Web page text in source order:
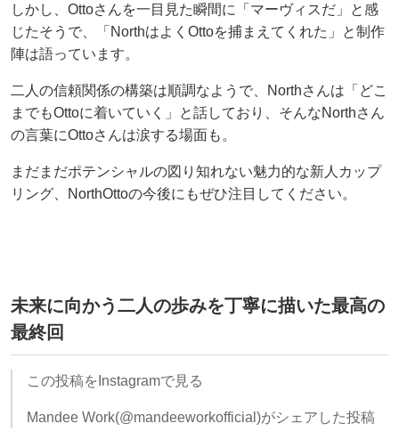
しかし、Ottoさんを一目見た瞬間に「マーヴィスだ」と感
じたそうで、「NorthはよくOttoを捕まえてくれた」と制作
陣は語っています。
二人の信頼関係の構築は順調なようで、Northさんは「どこ
までもOttoに着いていく」と話しており、そんなNorthさん
の言葉にOttoさんは涙する場面も。
まだまだポテンシャルの図り知れない魅力的な新人カップ
リング、NorthOttoの今後にもぜひ注目してください。
未来に向かう二人の歩みを丁寧に描いた最高の
最終回
この投稿をInstagramで見る
Mandee Work(@mandeeworkofficial)がシェアした投稿